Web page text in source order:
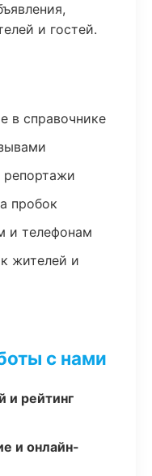
и гостей.
в справочнике
пробок
и телефонам
жителей и
с нами
и рейтинг
и онлайн-